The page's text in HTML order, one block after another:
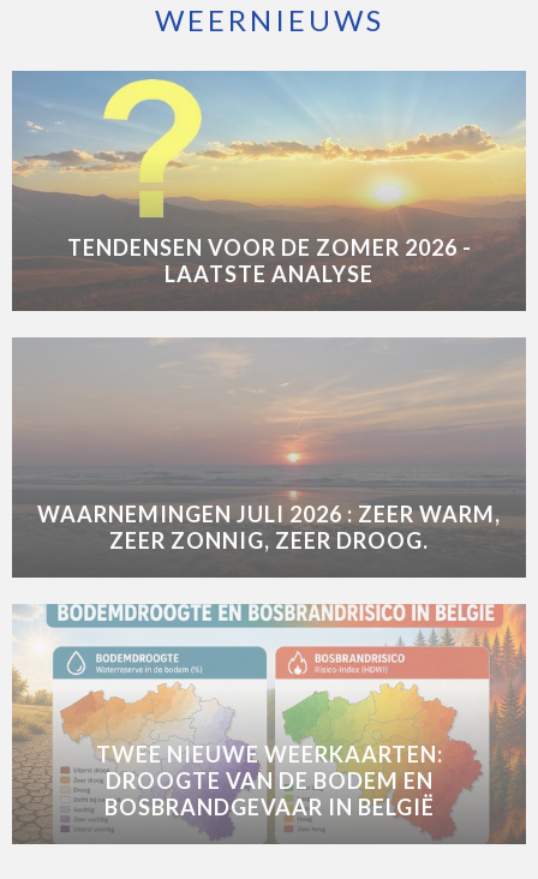
WEERNIEUWS
TENDENSEN VOOR DE ZOMER 2026 -
LAATSTE ANALYSE
WAARNEMINGEN JULI 2026 : ZEER WARM,
ZEER ZONNIG, ZEER DROOG.
TWEE NIEUWE WEERKAARTEN:
DROOGTE VAN DE BODEM EN
BOSBRANDGEVAAR IN BELGIË